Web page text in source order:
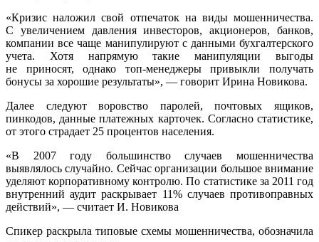
«Кризис наложил свой отпечаток на виды мошенничества.
С увеличением давления инвесторов, акционеров, банков,
компании все чаще манипулируют с данными бухгалтерского
учета. Хотя напрямую такие манипуляции выгоды
не приносят, однако топ-менеджерыпривыкли получать
бонусы за хорошие результаты», — говорит Ирина Новикова.
Далее следуют воровство паролей, почтовых ящиков,
пинкодов, данные платежных карточек. Согласно статистике,
от этого страдает 25 процентов населения.
«В 2007 году большинство случаев мошенничества
выявлялось случайно. Сейчас организации большое внимание
уделяют корпоративному контролю. По статистике за 2011 год
внутренний аудит раскрывает 11% случаев противоправных
действий», — считает И. Новикова
Спикер раскрыла типовые схемы мошенничества, обозначила